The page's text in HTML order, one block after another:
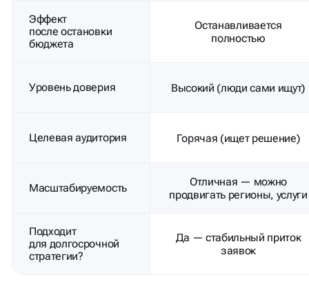
Эффект
после остановки
бюджета
Останавливается
полностью
Уровень доверия Высокий (люди сами ищут)
Целевая аудитория Горячая (ищет решение)
Масштабируемость
Отличная — можно
продвигать регионы, услуги
Подходит
для долгосрочной
стратегии?
Да — стабильный приток
заявок